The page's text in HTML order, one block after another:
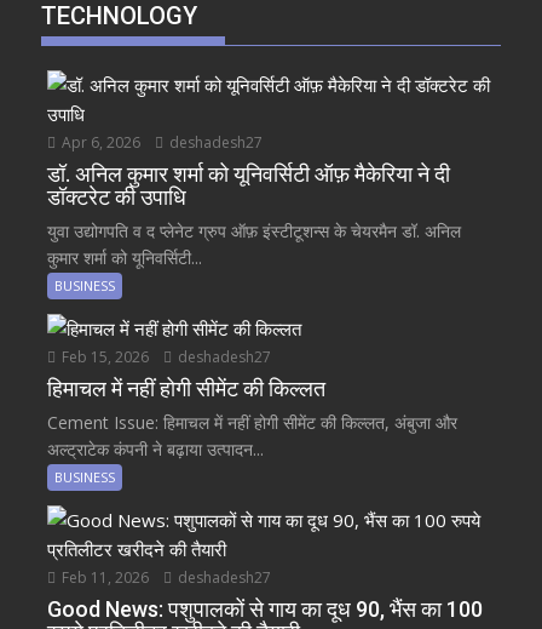
TECHNOLOGY
Apr 6, 2026 deshadesh27
डॉ. अनिल कुमार शर्मा को यूनिवर्सिटी ऑफ़ मैकेरिया ने दी
डॉक्टरेट की उपाधि
युवा उद्योगपति व द प्लेनेट ग्रुप ऑफ़ इंस्टीटूशन्स के चेयरमैन डॉ. अनिल
कुमार शर्मा को यूनिवर्सिटी...
BUSINESS
Feb 15, 2026 deshadesh27
हिमाचल में नहीं होगी सीमेंट की किल्लत
Cement Issue: हिमाचल में नहीं होगी सीमेंट की किल्लत, अंबुजा और
अल्ट्राटेक कंपनी ने बढ़ाया उत्पादन...
BUSINESS
Feb 11, 2026 deshadesh27
Good News: पशुपालकों से गाय का दूध 90, भैंस का 100